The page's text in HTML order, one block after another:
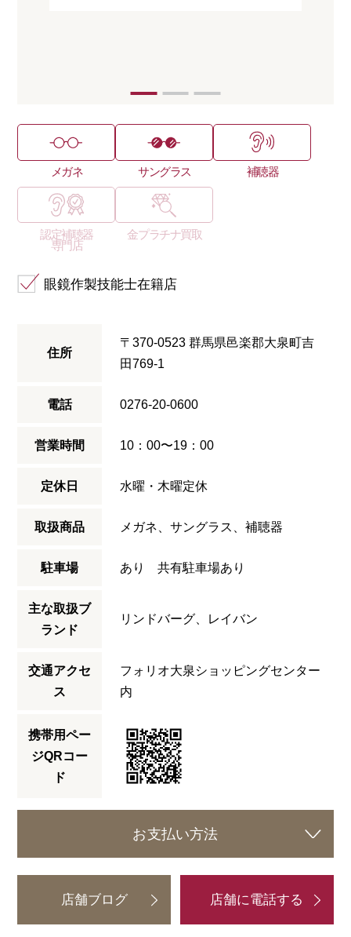
メガネ サングラス 補聴器
認定補聴器
専門店
金プラチナ買取
眼鏡作製技能士在籍店
住所
〒370-0523 群馬県邑楽郡大泉町吉
田769-1
電話 0276-20-0600
営業時間 10：00〜19：00
定休日 水曜・木曜定休
取扱商品 メガネ、サングラス、補聴器
駐車場 あり 共有駐車場あり
主な取扱ブ
ランド
リンドバーグ、レイバン
交通アクセ
ス
フォリオ大泉ショッピングセンター
内
携帯用ペー
ジQRコー
ド
お支払い方法
店舗ブログ 店舗に電話する